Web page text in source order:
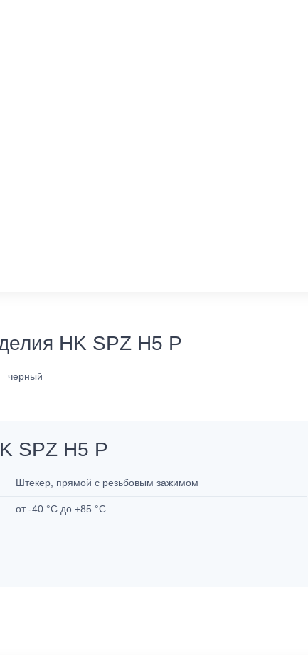
HK SPZ H5 P
черный
SPZ H5 P
Штекер, прямой с резьбовым зажимом
от -40 °C до +85 °C